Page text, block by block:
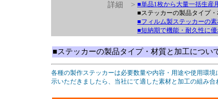
詳細 > ■単品1枚から大量一括生
■ステッカーの製品タイプ
■フィルム製ステッカーの
■短納期で機能・耐久性に
■ステッカーの製品タイプ・材質と加工につい
各種の製作ステッカーは必要数量や内容・用途や使用環
示いただきましたら、当社にて適した素材と加工の組み